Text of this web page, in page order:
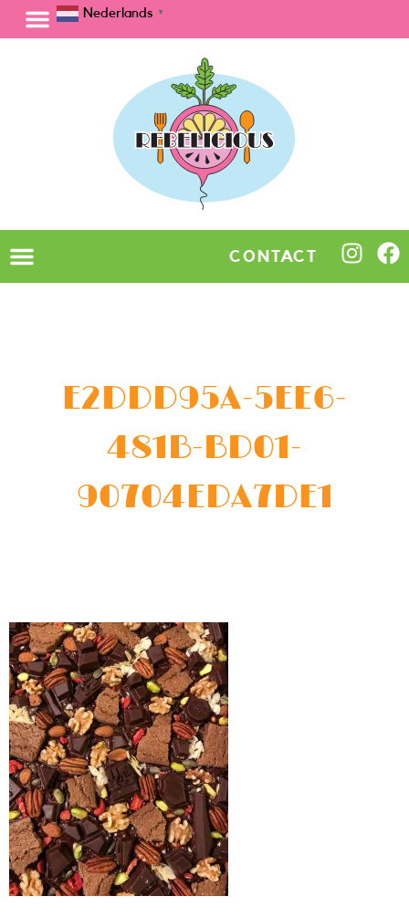
Nederlands ▼
CONTACT
E2DDD95A-5EE6-
481B-BD01-
90704EDA7DE1